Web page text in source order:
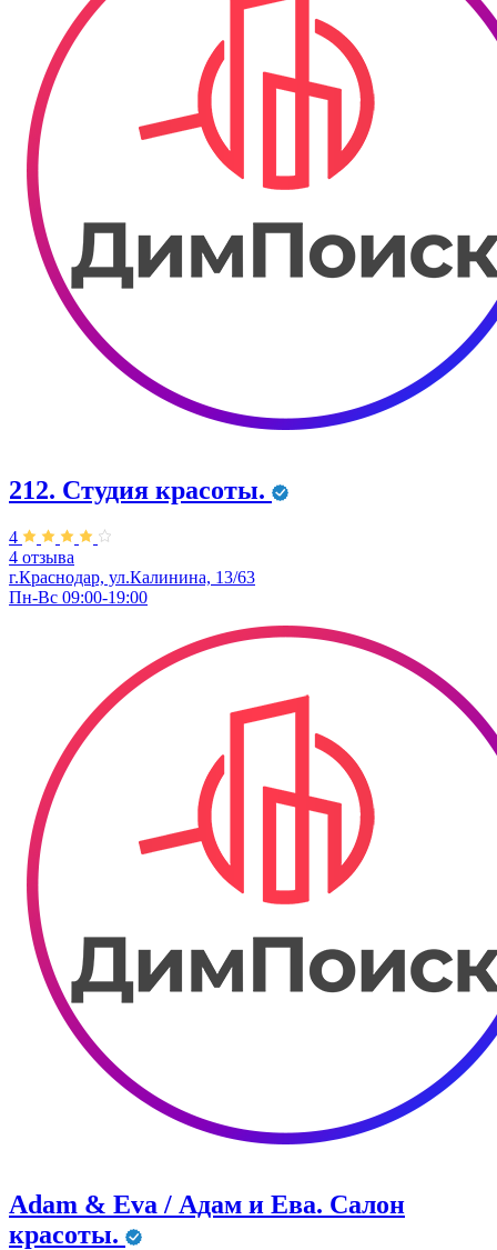
212. Студия красоты.
4
4 отзыва
г.Краснодар, ул.Калинина, 13/63
Пн-Вс 09:00-19:00
Adam & Eva / Адам и Ева. Салон
красоты.